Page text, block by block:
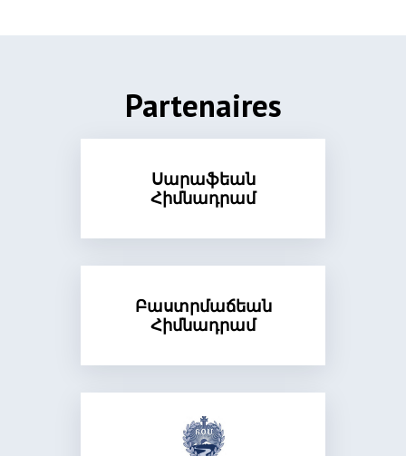
Partenaires
Սարաֆեան
Հիմնադրամ
Բաստրմաճեան
Հիմնադրամ